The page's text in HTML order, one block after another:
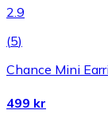
2.9
(5)
Chance Mini
499 kr